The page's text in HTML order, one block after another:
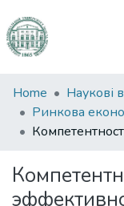
Communities
&
Collections
Home